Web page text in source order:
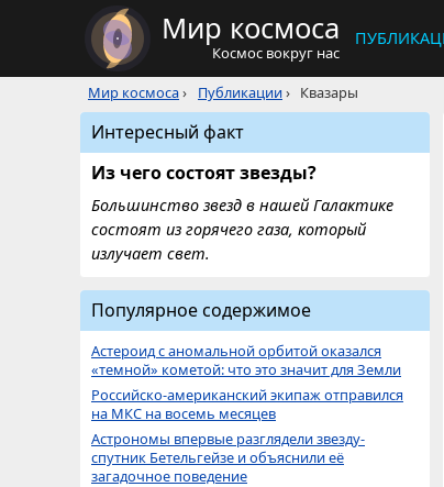
Мир космоса
Космос вокруг нас
Мир космоса› Публикации› Квазары
Интересный факт
Из чего состоят звезды?
Большинство звезд в нашей Галактике
состоят из горячего газа, который
излучает свет.
Популярное содержимое
Астероид с аномальной орбитой оказался
«темной» кометой: что это значит для Земли
Российско-американский экипаж отправился
на МКС на восемь месяцев
Астрономы впервые разглядели звезду-
спутник Бетельгейзе и объяснили её
загадочное поведение